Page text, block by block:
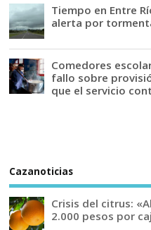
Tiempo en Entre
alerta por
Comedores
fallo sobre
que el servicio
Cazanoticias
Crisis del citrus:
2.000 pesos por